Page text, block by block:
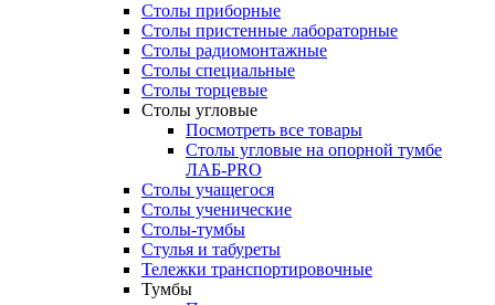
Столы приборные
Столы пристенные лабораторные
Столы радиомонтажные
Столы специальные
Столы торцевые
Столы угловые
Посмотреть все товары
Столы угловые на опорной тумбе
ЛАБ-PRO
Столы учащегося
Столы ученические
Столы-тумбы
Стулья и табуреты
Тележки транспортировочные
Тумбы